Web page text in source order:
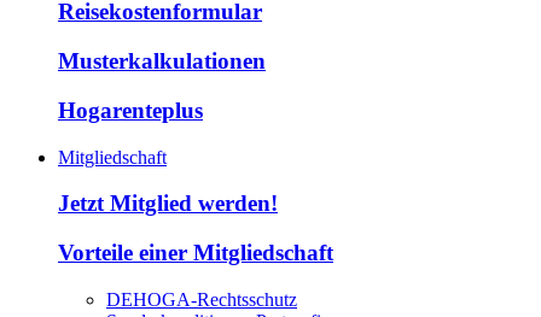
Reisekostenformular
Musterkalkulationen
Hogarenteplus
Mitgliedschaft
Jetzt Mitglied werden!
Vorteile einer Mitgliedschaft
DEHOGA-Rechtsschutz